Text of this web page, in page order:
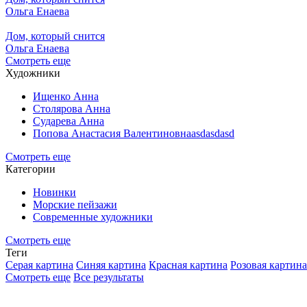
Ольга Енаева
Дом, который снится
Ольга Енаева
Смотреть еще
Художники
Ищенко Анна
Столярова Анна
Сударева Анна
Попова Анастасия Валентиновнаasdasdasd
Смотреть еще
Категории
Новинки
Морские пейзажи
Современные художники
Смотреть еще
Теги
Серая картина Синяя картина Красная картина Розовая картина
Смотреть еще Все результаты